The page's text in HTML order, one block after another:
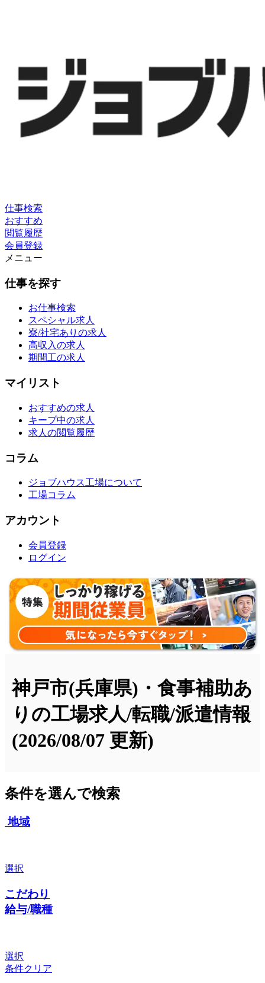
仕事検索
おすすめ
閲覧履歴
会員登録
メニュー
仕事を探す
お仕事検索
スペシャル求人
寮/社宅ありの求人
高収入の求人
期間工の求人
マイリスト
おすすめの求人
キープ中の求人
求人の閲覧履歴
コラム
ジョブハウス工場について
工場コラム
アカウント
会員登録
ログイン
神戸市(兵庫県)・食事補助あ
りの工場求人/転職/派遣情報
(2026/08/07 更新)
条件を選んで検索
地域
選択
こだわり
給与/職種
選択
条件クリア